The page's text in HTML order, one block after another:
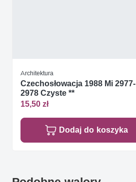
Architektura
Czechosłowacja 1988 Mi 2977-
2978 Czyste **
15,50 zł
Dodaj do koszyka